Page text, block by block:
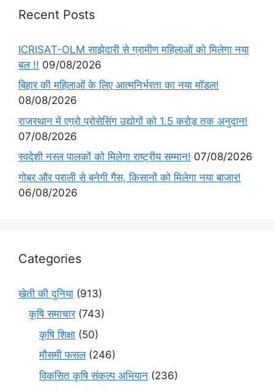
Recent Posts
ICRISAT-OLM साझेदारी से ग्रामीण महिलाओं को मिलेगा नया
बल !! 09/08/2026
बिहार की महिलाओं के लिए आत्मनिर्भरता का नया मॉडल!
08/08/2026
राजस्थान में एग्रो प्रोसेसिंग उद्योगों को 1.5 करोड़ तक अनुदान!
07/08/2026
स्वदेशी नस्ल पालकों को मिलेगा राष्ट्रीय सम्मान! 07/08/2026
गोबर और पराली से बनेगी गैस, किसानों को मिलेगा नया बाजार!
06/08/2026
Categories
खेती की दुनिया (913)
कृषि समाचार(743)
कृषि शिक्षा (50)
मौसमी फसल(246)
विकसित कृषि संकल्प अभियान (236)